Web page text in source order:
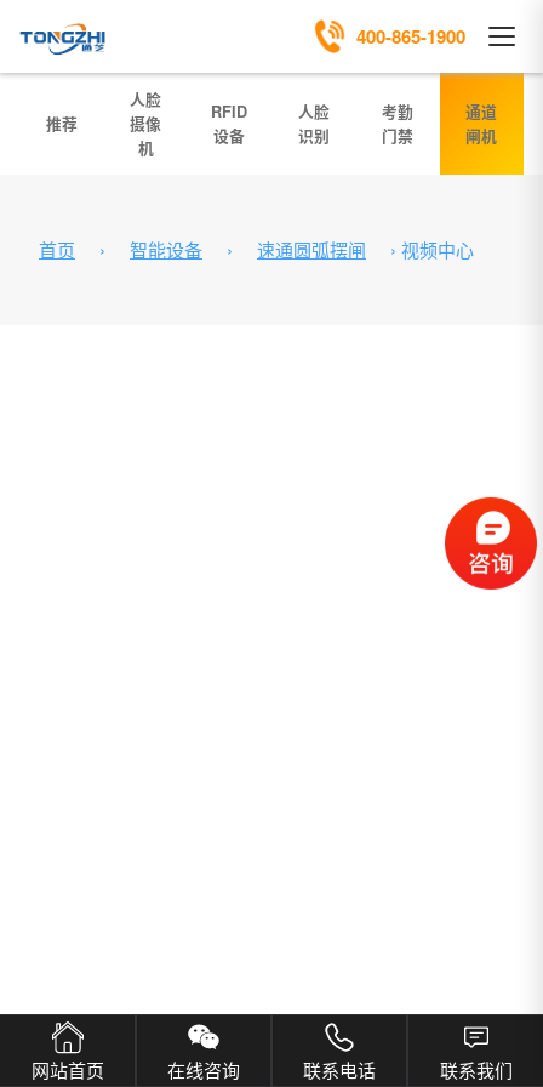
400-865-1900
网站首页 在线咨询 联系电话 联系我们
推荐
人脸
摄像
机
RFID
设备
人脸
识别
考勤
门禁
通道
闸机
首页 › 智能设备 › 速通圆弧摆闸 › 视频中心